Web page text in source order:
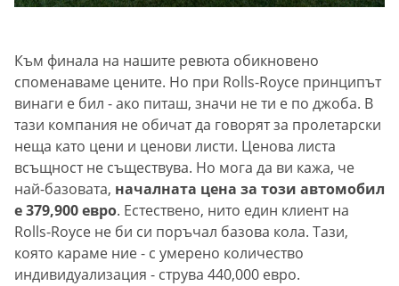
Към финала на нашите ревюта обикновено
споменаваме цените. Но при Rolls-Royce принципът
винаги е бил - ако питаш, значи не ти е по джоба. В
тази компания не обичат да говорят за пролетарски
неща като цени и ценови листи. Ценова листа
всъщност не съществува. Но мога да ви кажа, че
най-базовата, началната цена за този автомобил
е 379,900 евро. Естествено, нито един клиент на
Rolls-Royce не би си поръчал базова кола. Тази,
която караме ние - с умерено количество
индивидуализация - струва 440,000 евро.